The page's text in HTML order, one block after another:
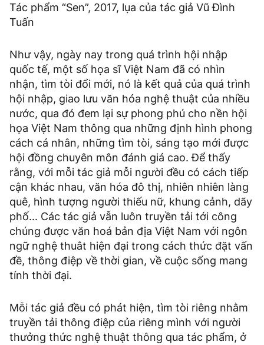
Tác phẩm “Sen”, 2017, lụa của tác giả Vũ Đình
Tuấn
Như vậy, ngày nay trong quá trình hội nhập
quốc tế, một số họa sĩ Việt Nam đã có nhìn
nhận, tìm tòi đổi mới, nó là kết quả của quá trình
hội nhập, giao lưu văn hóa nghệ thuật của nhiều
nước, qua đó đem lại sự phong phú cho nền hội
họa Việt Nam thông qua những định hình phong
cách cá nhân, những tìm tòi, sáng tạo mới được
hội đồng chuyên môn đánh giá cao. Để thấy
rằng, với mỗi tác giả mỗi người đều có cách tiếp
cận khác nhau, văn hóa đô thị, nhiên nhiên làng
quê, hình tượng người thiếu nữ, khung cảnh, dãy
phố... Các tác giả vẫn luôn truyền tải tới công
chúng được văn hoá bản địa Việt Nam với ngôn
ngữ nghệ thuât hiện đại trong cách thức đặt vấn
đề, thông điệp về thời gian, về cuộc sống mang
tính thời đại.
Mỗi tác giả đều có phát hiện, tìm tòi riêng nhằm
truyền tải thông điệp của riêng mình với người
thưởng thức nghệ thuật thông qua tác phẩm, ở